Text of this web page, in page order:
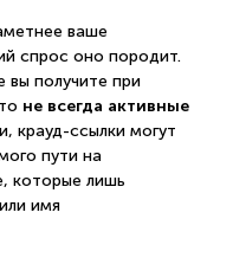
ваше
спрос оно породит.
вы получите при
не всегда активные
крауд-ссылки могут
пути на
которые лишь
имя